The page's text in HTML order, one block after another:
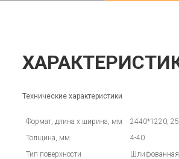
Технические характеристики
Формат, длина х ширина, мм
2440*1220,
Толщина, мм
4-40
Тип поверхности
Шлифованная